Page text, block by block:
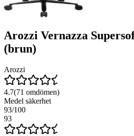
Arozzi Vernazza
(brun)
Arozzi
4.7(71 omdömen)
Medel säkerhet
93/100
93